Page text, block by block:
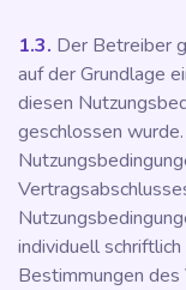
1.3. Der Betreiber
auf der Grundlage
diesen
geschlossen
individuell
Bestimmungen